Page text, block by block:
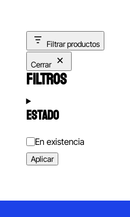
$1,699.00.$1,199.00.
Filtrar productos
Cerrar
FILTROS
ESTADO
Estado
En existencia
Aplicar